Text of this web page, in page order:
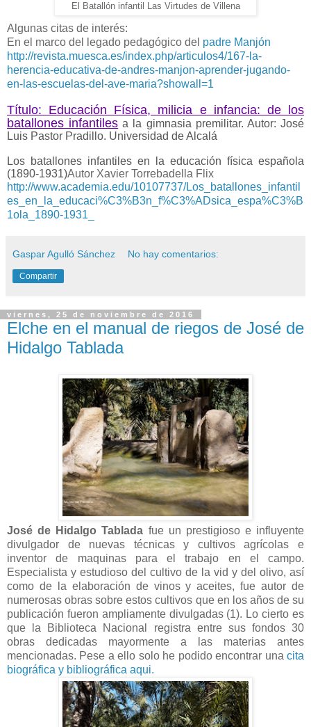
El Batallón infantil Las Virtudes de Villena
Algunas citas de interés:
En el marco del legado pedagógico del padre Manjón
http://revista.muesca.es/index.php/articulos4/167-la-
herencia-educativa-de-andres-manjon-aprender-jugando-
en-las-escuelas-del-ave-maria?showall=1
Título: Educación Física, milicia e infancia: de los
batallones infantiles a la gimnasia premilitar. Autor: José
Luis Pastor Pradillo. Universidad de Alcalá
Los batallones infantiles en la educación física española
(1890-1931)Autor Xavier Torrebadella Flix
http://www.academia.edu/10107737/Los_batallones_infantil
es_en_la_educaci%C3%B3n_f%C3%ADsica_espa%C3%B
1ola_1890-1931_
Gaspar Agulló Sánchez No hay comentarios:
Compartir
viernes, 25 de noviembre de 2016
Elche en el manual de riegos de José de
Hidalgo Tablada
José de Hidalgo Tablada fue un prestigioso e influyente
divulgador de nuevas técnicas y cultivos agrícolas e
inventor de maquinas para el trabajo en el campo.
Especialista y estudioso del cultivo de la vid y del olivo, así
como de la elaboración de vinos y aceites, fue autor de
numerosas obras sobre estos cultivos que en los años de su
publicación fueron ampliamente divulgadas (1). Lo cierto es
que la Biblioteca Nacional registra entre sus fondos 30
obras dedicadas mayormente a las materias antes
mencionadas. Pese a ello solo he podido encontrar una cita
biográfica y bibliográfica aqui.